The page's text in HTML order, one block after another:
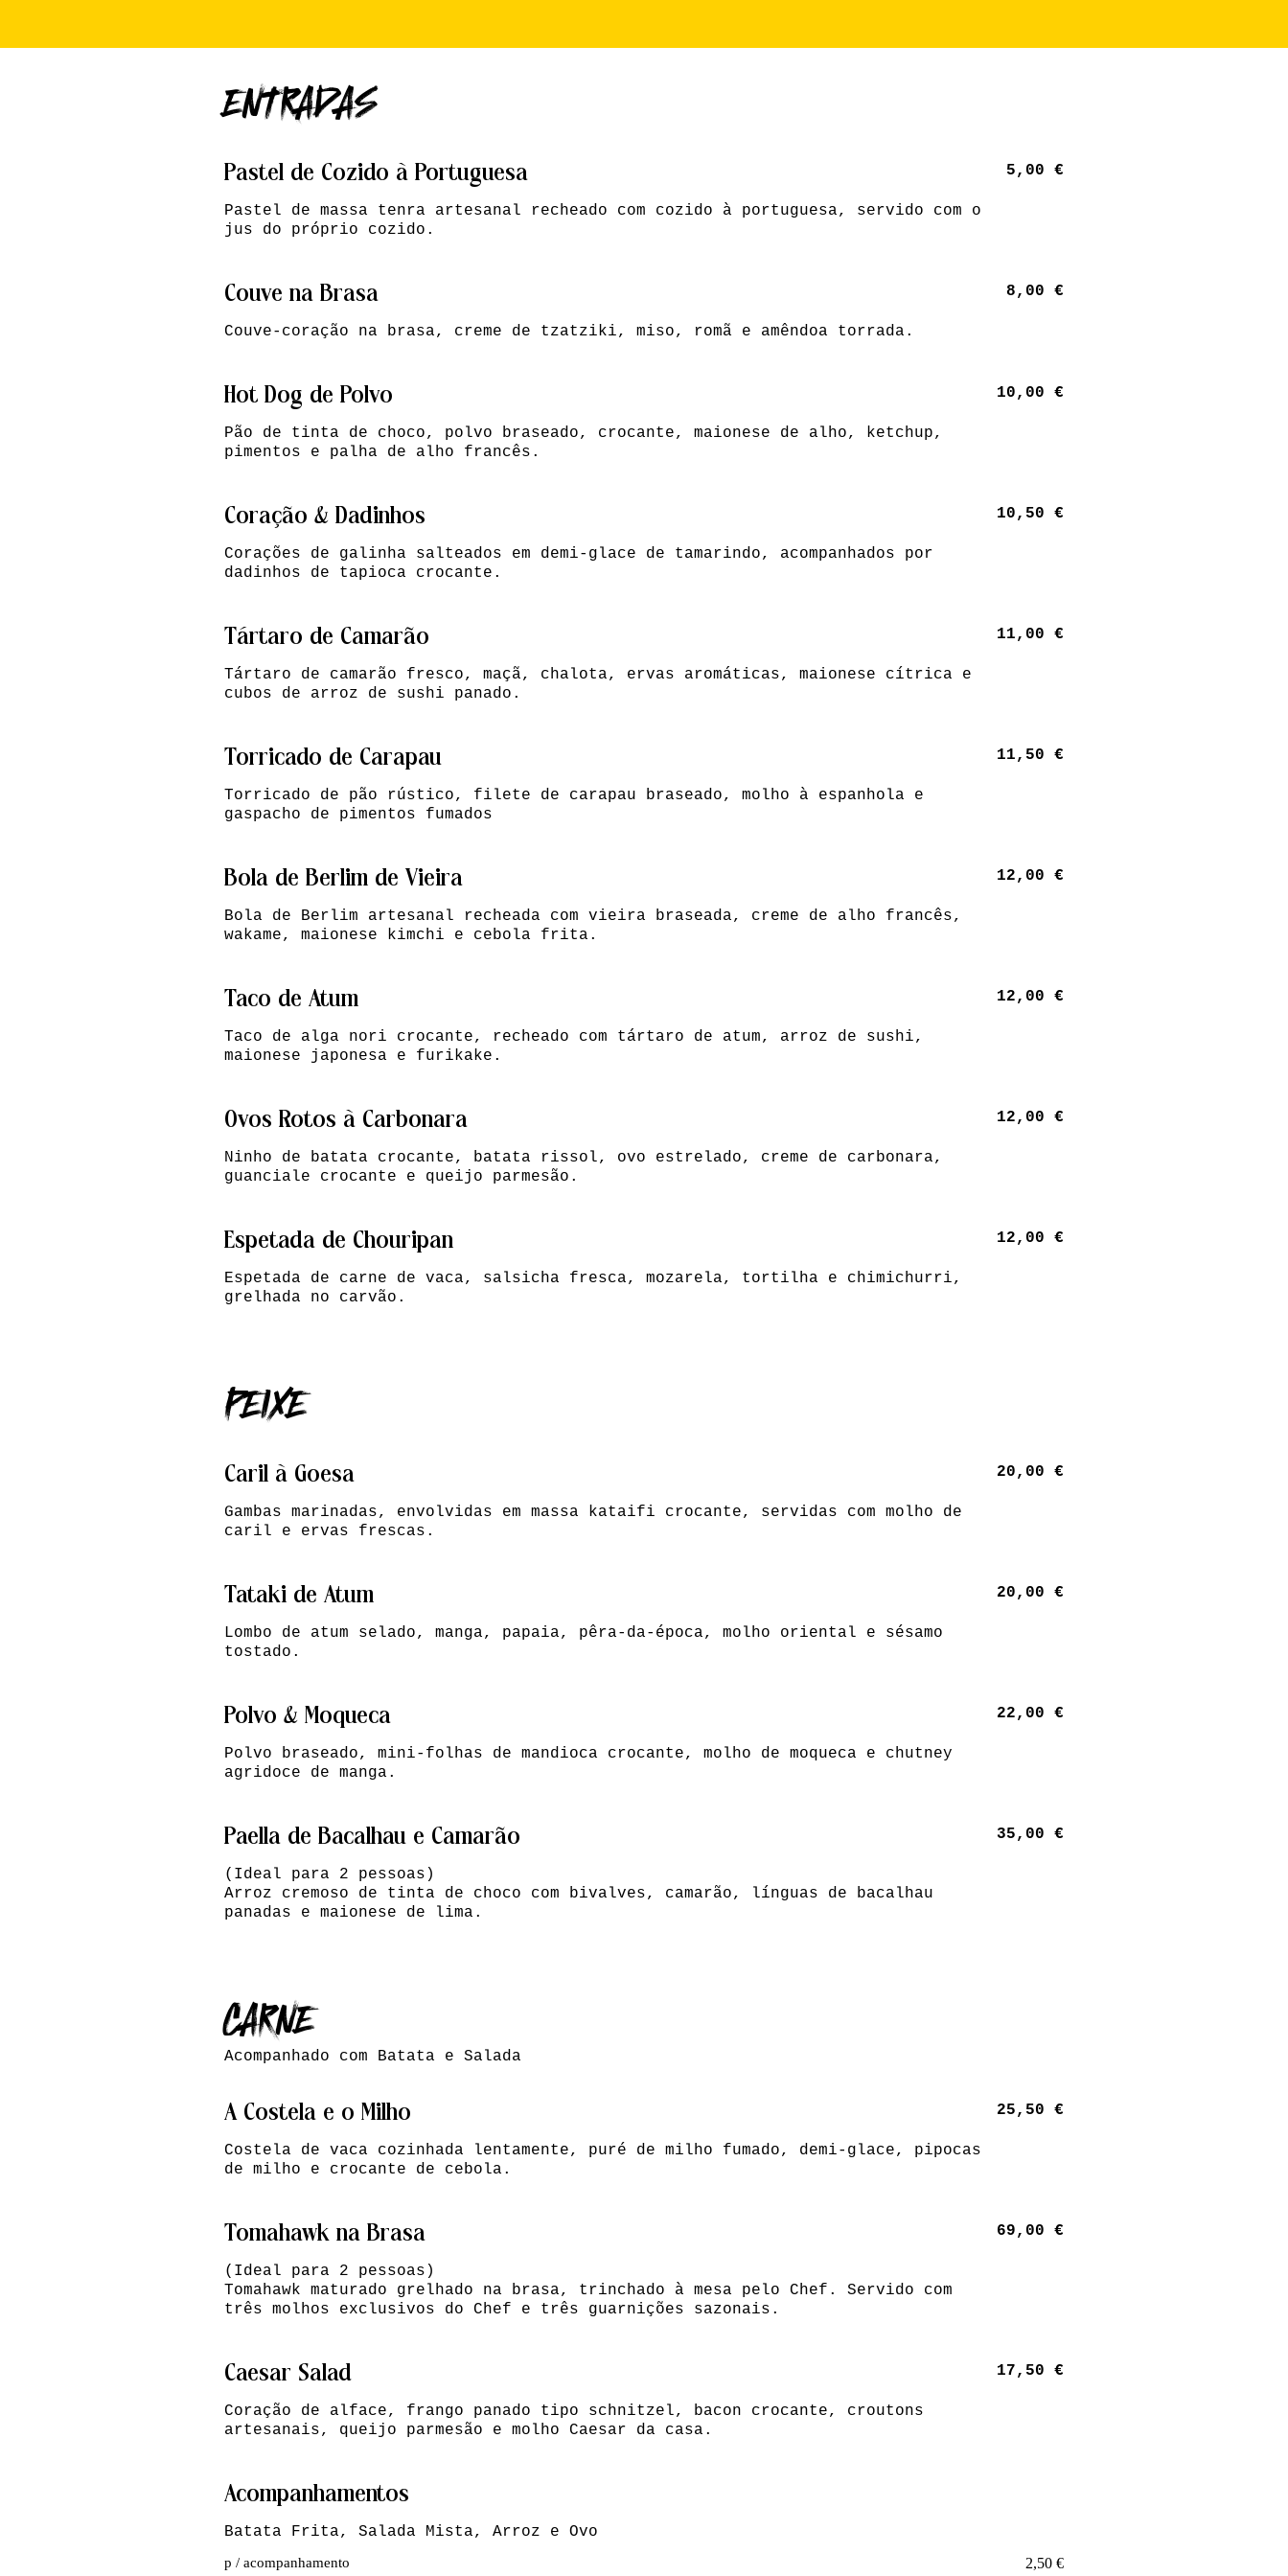
ENTRADAS
Pastel de Cozido à Portuguesa
Pastel de massa tenra artesanal recheado com cozido à portuguesa, servido com o
jus do próprio cozido.
5,00 €
Couve na Brasa
Couve-coração na brasa, creme de tzatziki, miso, romã e amêndoa torrada.
8,00 €
Hot Dog de Polvo
Pão de tinta de choco, polvo braseado, crocante, maionese de alho, ketchup,
pimentos e palha de alho francês.
10,00 €
Coração & Dadinhos
Corações de galinha salteados em demi-glace de tamarindo, acompanhados por
dadinhos de tapioca crocante.
10,50 €
Tártaro de Camarão
Tártaro de camarão fresco, maçã, chalota, ervas aromáticas, maionese cítrica e
cubos de arroz de sushi panado.
11,00 €
Torricado de Carapau
Torricado de pão rústico, filete de carapau braseado, molho à espanhola e
gaspacho de pimentos fumados
11,50 €
Bola de Berlim de Vieira
Bola de Berlim artesanal recheada com vieira braseada, creme de alho francês,
wakame, maionese kimchi e cebola frita.
12,00 €
Taco de Atum
Taco de alga nori crocante, recheado com tártaro de atum, arroz de sushi,
maionese japonesa e furikake.
12,00 €
Ovos Rotos à Carbonara
Ninho de batata crocante, batata rissol, ovo estrelado, creme de carbonara,
guanciale crocante e queijo parmesão.
12,00 €
Espetada de Chouripan
Espetada de carne de vaca, salsicha fresca, mozarela, tortilha e chimichurri,
grelhada no carvão.
12,00 €
PEIXE
Caril à Goesa
Gambas marinadas, envolvidas em massa kataifi crocante, servidas com molho de
caril e ervas frescas.
20,00 €
Tataki de Atum
Lombo de atum selado, manga, papaia, pêra-da-época, molho oriental e sésamo
tostado.
20,00 €
Polvo & Moqueca
Polvo braseado, mini-folhas de mandioca crocante, molho de moqueca e chutney
agridoce de manga.
22,00 €
Paella de Bacalhau e Camarão
(Ideal para 2 pessoas)
Arroz cremoso de tinta de choco com bivalves, camarão, línguas de bacalhau
panadas e maionese de lima.
35,00 €
CARNE
Acompanhado com Batata e Salada
A Costela e o Milho
Costela de vaca cozinhada lentamente, puré de milho fumado, demi-glace, pipocas
de milho e crocante de cebola.
25,50 €
Tomahawk na Brasa
(Ideal para 2 pessoas)
Tomahawk maturado grelhado na brasa, trinchado à mesa pelo Chef. Servido com
três molhos exclusivos do Chef e três guarnições sazonais.
69,00 €
Caesar Salad
Coração de alface, frango panado tipo schnitzel, bacon crocante, croutons
artesanais, queijo parmesão e molho Caesar da casa.
17,50 €
Acompanhamentos
p / acompanhamento 2,50 €